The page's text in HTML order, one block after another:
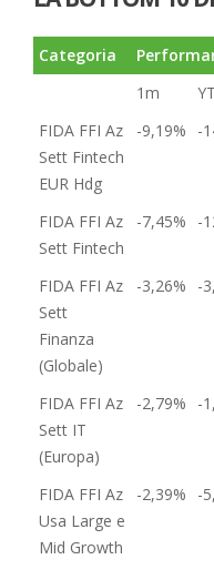
Categoria
1m
FIDA FFI Az
Sett Fintech
EUR Hdg
-9,19% -
FIDA FFI Az
Sett Fintech
-7,45% -
FIDA FFI Az
Sett
Finanza
(Globale)
-3,26% -
FIDA FFI Az
Sett IT
(Europa)
-2,79% -
FIDA FFI Az
Usa Large e
Mid Growth
-2,39% -